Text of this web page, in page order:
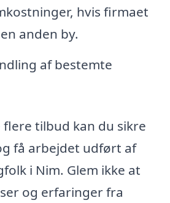
hvis firmaet
anden by.
af bestemte
tilbud kan du sikre
få arbejdet udført af
i Nim. Glem ikke at
og erfaringer fra